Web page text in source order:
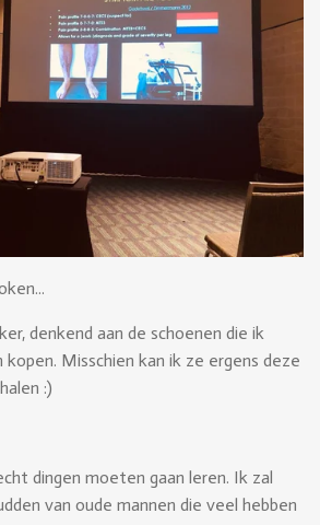
denkend aan de schoenen die ik
Misschien kan ik ze ergens deze
:)
dingen moeten gaan leren. Ik zal
van oude mannen die veel hebben